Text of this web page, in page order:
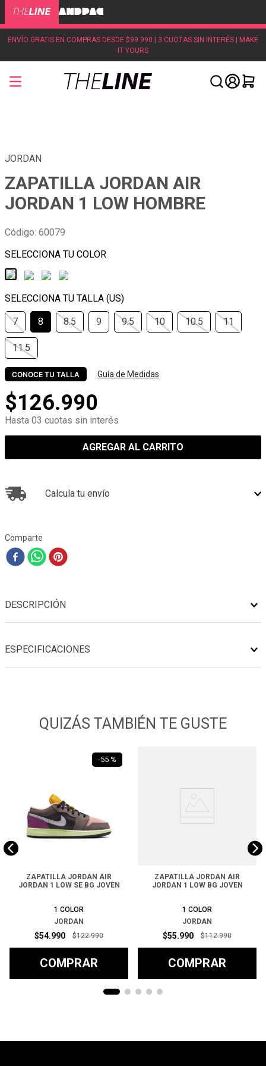
ENVÍO GRATIS EN COMPRAS DESDE $99.990 | 3 CUOTAS SIN INTERÉS | MAKE
IT YOURS
JORDAN
ZAPATILLA JORDAN AIR
JORDAN 1 LOW HOMBRE
Código: 60079
7 8 8.5 9 9.5 10 10.5 11
11.5
CONOCE TU TALLA Guía de Medidas
$126.990
Hasta 03 cuotas sin interés
AGREGAR AL CARRITO
Calcula tu envío
Comparte
DESCRIPCIÓN
ESPECIFICACIONES
QUIZÁS TAMBIÉN TE GUSTE
-55 %
ZAPATILLA JORDAN AIR
JORDAN 1 LOW SE BG JOVEN
1 COLOR
JORDAN
$54.990 $122.990
COMPRAR
ZAPATILLA JORDAN AIR
JORDAN 1 LOW BG JOVEN
1 COLOR
JORDAN
$55.990 $112.990
COMPRAR